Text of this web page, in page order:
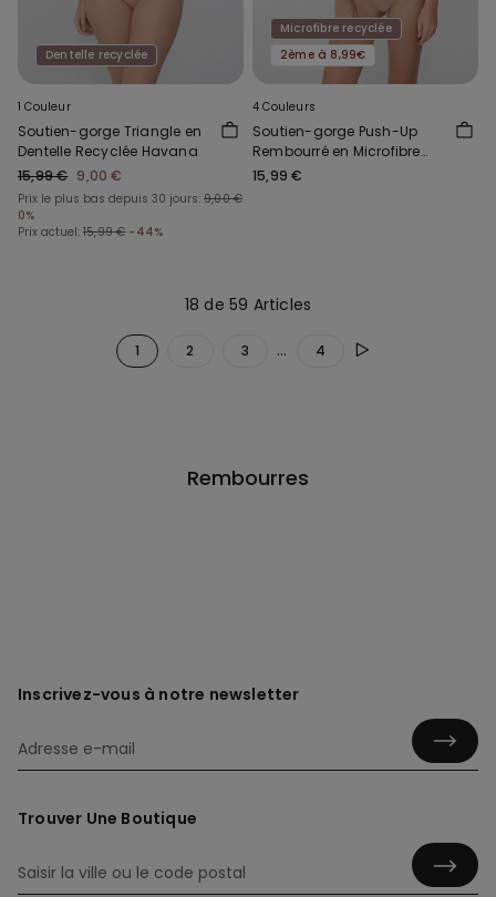
Dentelle recyclée
1 Couleur
Soutien-gorge Triangle en
Dentelle Recyclée Havana
15,99 € 9,00 €
Prix le plus bas depuis 30 jours: 9,00 €
0%
Prix actuel: 15,99 € -44%
Microfibre recyclée
2ème à 8,99€
4 Couleurs
Soutien-gorge Push-Up
Rembourré en Microfibre
Recyclée Venice
15,99 €
18 de 59 Articles
1 2 3 ... 4
Rembourres
Inscrivez-vous à notre newsletter
Trouver Une Boutique